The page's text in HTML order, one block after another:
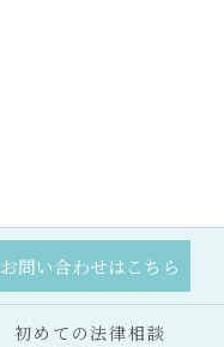
お問い合わせはこちら
初めての法律相談